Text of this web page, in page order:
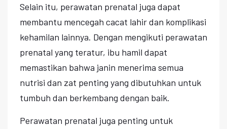
Selain itu, perawatan prenatal juga dapat
membantu mencegah cacat lahir dan komplikasi
kehamilan lainnya. Dengan mengikuti perawatan
prenatal yang teratur, ibu hamil dapat
memastikan bahwa janin menerima semua
nutrisi dan zat penting yang dibutuhkan untuk
tumbuh dan berkembang dengan baik.
Perawatan prenatal juga penting untuk